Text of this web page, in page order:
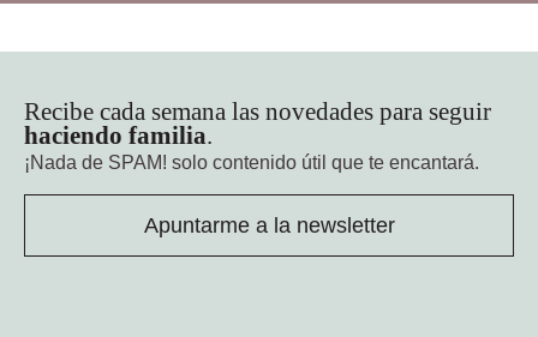
Recibe cada semana las novedades para seguir
haciendo familia.
¡Nada de SPAM! solo contenido útil que te encantará.
Apuntarme a la newsletter